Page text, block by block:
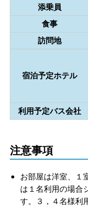
添乗員
食事
訪問地
宿泊予定ホテル
利用予定バス会社
注意事項
お部屋は洋室、１
は１名利用の場合
す。３，４名様利